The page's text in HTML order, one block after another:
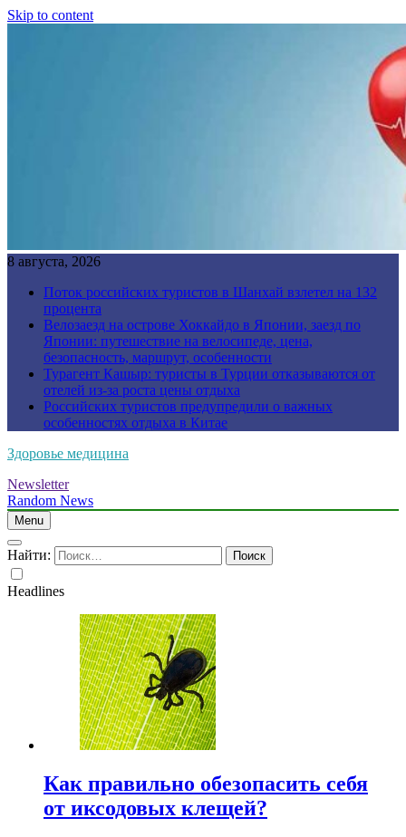
Skip to content
8 августа, 2026
Поток российских туристов в Шанхай взлетел на 132
процента
Велозаезд на острове Хоккайдо в Японии, заезд по
Японии: путешествие на велосипеде, цена,
безопасность, маршрут, особенности
Турагент Кашыр: туристы в Турции отказываются от
отелей из-за роста цены отдыха
Российских туристов предупредили о важных
особенностях отдыха в Китае
Здоровье медицина
Newsletter
Random News
Menu
Найти:
Headlines
Как правильно обезопасить себя
от иксодовых клещей?